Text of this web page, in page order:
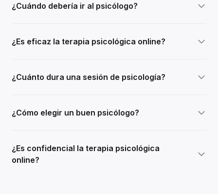
¿Cuándo debería ir al psicólogo?
¿Es eficaz la terapia psicológica online?
¿Cuánto dura una sesión de psicología?
¿Cómo elegir un buen psicólogo?
¿Es confidencial la terapia psicológica
online?